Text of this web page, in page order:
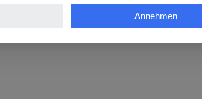
0.5 °C